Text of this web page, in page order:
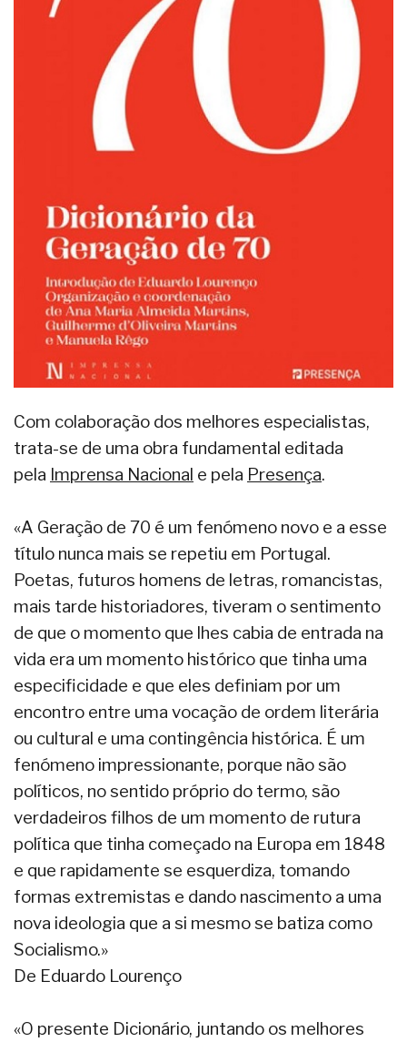
Com colaboração dos melhores especialistas,
trata-se de uma obra fundamental editada
pela Imprensa Nacional e pela Presença.
«A Geração de 70 é um fenómeno novo e a esse
título nunca mais se repetiu em Portugal.
Poetas, futuros homens de letras, romancistas,
mais tarde historiadores, tiveram o sentimento
de que o momento que lhes cabia de entrada na
vida era um momento histórico que tinha uma
especificidade e que eles definiam por um
encontro entre uma vocação de ordem literária
ou cultural e uma contingência histórica. É um
fenómeno impressionante, porque não são
políticos, no sentido próprio do termo, são
verdadeiros filhos de um momento de rutura
política que tinha começado na Europa em 1848
e que rapidamente se esquerdiza, tomando
formas extremistas e dando nascimento a uma
nova ideologia que a si mesmo se batiza como
Socialismo.»
De Eduardo Lourenço
«O presente Dicionário, juntando os melhores